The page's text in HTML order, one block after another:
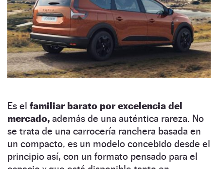
Es el familiar barato por excelencia del
mercado, además de una auténtica rareza. No
se trata de una carrocería ranchera basada en
un compacto, es un modelo concebido desde el
principio así, con un formato pensado para el